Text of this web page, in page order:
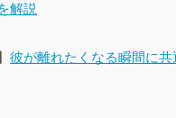
解説
彼が離れたくなる瞬間に